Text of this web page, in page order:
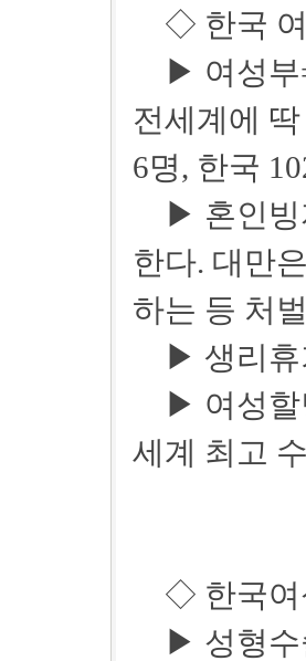
◇ 한국 여
▶ 여성부=
전세계에
6명, 한국
▶ 혼인빙
한다. 대만
하는 등 처
▶ 생리휴
▶ 여성할
세계 최고
◇ 한국여
▶ 성형수